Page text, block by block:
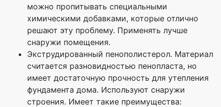
можно пропитывать специальными
химическими добавками, которые отлично
решают эту проблему. Применять лучше
снаружи помещения.
Экструдированный пенополистерол. Материал
считается разновидностью пенопласта, но
имеет достаточную прочность для утепления
фундамента дома. Используют снаружи
строения. Имеет такие преимущества: